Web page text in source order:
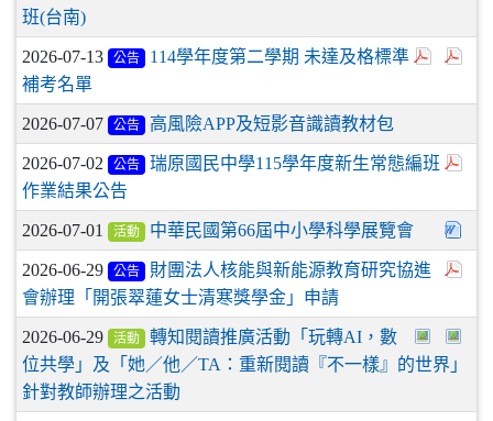
班(台南)
2026-07-13 公告
114學年度第二學期 未達及格標準
補考名單
2026-07-07 公告 高風險APP及短影音識讀教材包
2026-07-02 公告
瑞原國民中學115學年度新生常態編班
作業結果公告
2026-07-01 活動 中華民國第66屆中小學科學展覽會
2026-06-29 公告
財團法人核能與新能源教育研究協進
會辦理「開張翠蓮女士清寒獎學金」申請
2026-06-29 活動
轉知閱讀推廣活動「玩轉AI，數
位共學」及「她／他／TA：重新閱讀『不一樣』的世界」
針對教師辦理之活動